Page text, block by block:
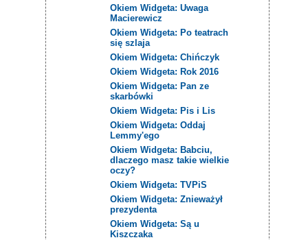
Okiem Widgeta: Uwaga
Macierewicz
Okiem Widgeta: Po teatrach
się szlaja
Okiem Widgeta: Chińczyk
Okiem Widgeta: Rok 2016
Okiem Widgeta: Pan ze
skarbówki
Okiem Widgeta: Pis i Lis
Okiem Widgeta: Oddaj
Lemmy'ego
Okiem Widgeta: Babciu,
dlaczego masz takie wielkie
oczy?
Okiem Widgeta: TVPiS
Okiem Widgeta: Znieważył
prezydenta
Okiem Widgeta: Są u
Kiszczaka